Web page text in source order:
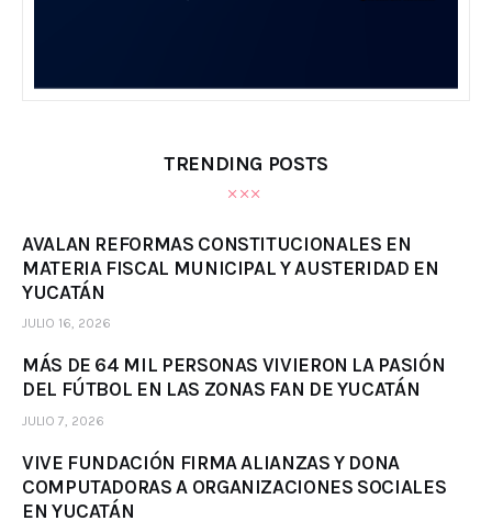
TRENDING POSTS
AVALAN REFORMAS CONSTITUCIONALES EN
MATERIA FISCAL MUNICIPAL Y AUSTERIDAD EN
YUCATÁN
JULIO 16, 2026
MÁS DE 64 MIL PERSONAS VIVIERON LA PASIÓN
DEL FÚTBOL EN LAS ZONAS FAN DE YUCATÁN
JULIO 7, 2026
VIVE FUNDACIÓN FIRMA ALIANZAS Y DONA
COMPUTADORAS A ORGANIZACIONES SOCIALES
EN YUCATÁN